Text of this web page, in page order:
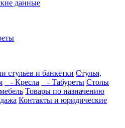
данные
стульев и банкетки Стулья,
- Кресла - Табуреты Столы
Товары по назначению
Контакты и юридические